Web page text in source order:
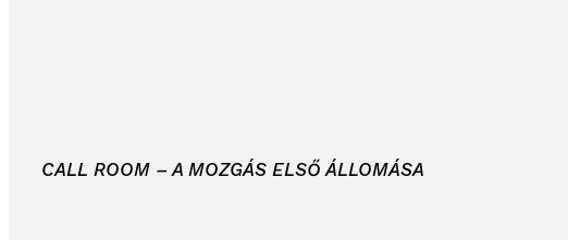
CALL ROOM – A MOZGÁS ELSŐ ÁLLOMÁSA